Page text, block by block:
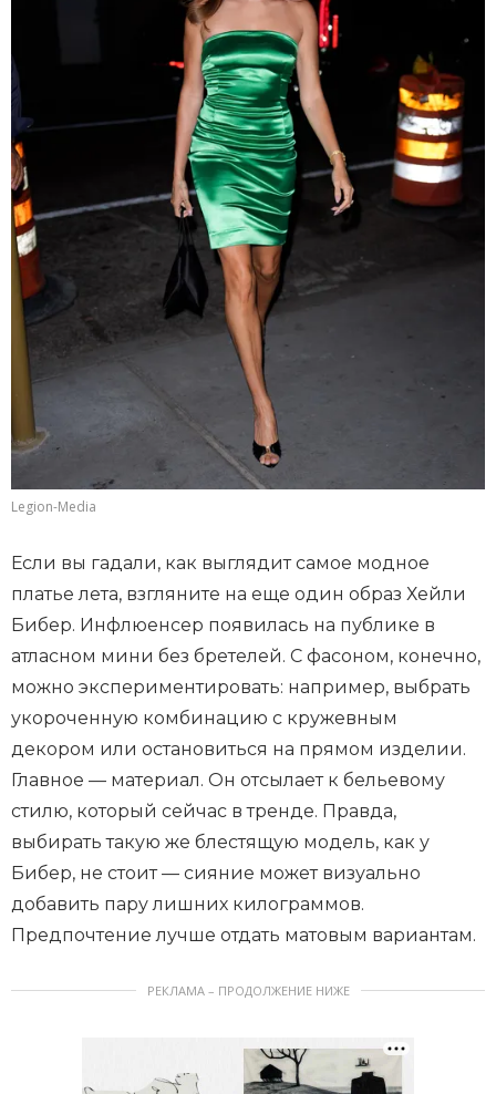
Legion-Media
Если вы гадали, как выглядит самое модное
платье лета, взгляните на еще один образ Хейли
Бибер. Инфлюенсер появилась на публике в
атласном мини без бретелей. С фасоном, конечно,
можно экспериментировать: например, выбрать
укороченную комбинацию с кружевным
декором или остановиться на прямом изделии.
Главное — материал. Он отсылает к бельевому
стилю, который сейчас в тренде. Правда,
выбирать такую же блестящую модель, как у
Бибер, не стоит — сияние может визуально
добавить пару лишних килограммов.
Предпочтение лучше отдать матовым вариантам.
РЕКЛАМА – ПРОДОЛЖЕНИЕ НИЖЕ